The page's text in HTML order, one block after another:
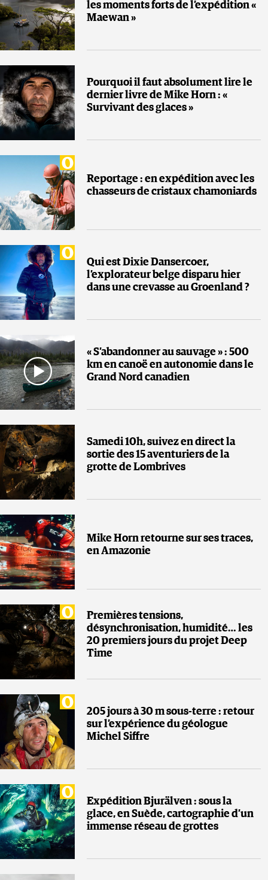
les moments forts de l’expédition «
Maewan »
Pourquoi il faut absolument lire le
dernier livre de Mike Horn : «
Survivant des glaces »
Reportage : en expédition avec les
chasseurs de cristaux chamoniards
Qui est Dixie Dansercoer,
l’explorateur belge disparu hier
dans une crevasse au Groenland ?
« S’abandonner au sauvage » : 500
km en canoë en autonomie dans le
Grand Nord canadien
Samedi 10h, suivez en direct la
sortie des 15 aventuriers de la
grotte de Lombrives
Mike Horn retourne sur ses traces,
en Amazonie
Premières tensions,
désynchronisation, humidité… les
20 premiers jours du projet Deep
Time
205 jours à 30 m sous-terre : retour
sur l’expérience du géologue
Michel Siffre
Expédition Bjurälven : sous la
glace, en Suède, cartographie d’un
immense réseau de grottes